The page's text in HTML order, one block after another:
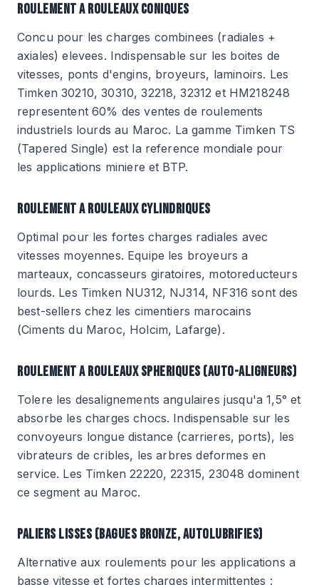
ROULEMENT A ROULEAUX CONIQUES
Concu pour les charges combinees (radiales +
axiales) elevees. Indispensable sur les boites de
vitesses, ponts d'engins, broyeurs, laminoirs. Les
Timken 30210, 30310, 32218, 32312 et HM218248
representent 60% des ventes de roulements
industriels lourds au Maroc. La gamme Timken TS
(Tapered Single) est la reference mondiale pour
les applications miniere et BTP.
ROULEMENT A ROULEAUX CYLINDRIQUES
Optimal pour les fortes charges radiales avec
vitesses moyennes. Equipe les broyeurs a
marteaux, concasseurs giratoires, motoreducteurs
lourds. Les Timken NU312, NJ314, NF316 sont des
best-sellers chez les cimentiers marocains
(Ciments du Maroc, Holcim, Lafarge).
ROULEMENT A ROULEAUX SPHERIQUES (AUTO-ALIGNEURS)
Tolere les desalignements angulaires jusqu'a 1,5° et
absorbe les charges chocs. Indispensable sur les
convoyeurs longue distance (carrieres, ports), les
vibrateurs de cribles, les arbres deformes en
service. Les Timken 22220, 22315, 23048 dominent
ce segment au Maroc.
PALIERS LISSES (BAGUES BRONZE, AUTOLUBRIFIES)
Alternative aux roulements pour les applications a
basse vitesse et fortes charges intermittentes :